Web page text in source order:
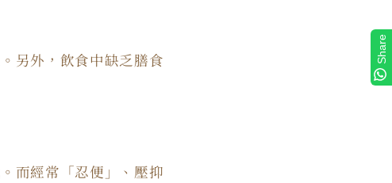
另外，飲食中缺乏膳食
而經常「忍便」、壓抑
Share